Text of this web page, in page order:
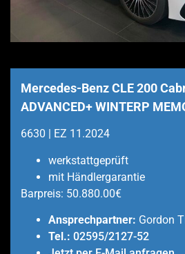
Mercedes-Benz CLE 200
ADVANCED+ WINTERP
6630 | EZ 11.2024
werkstattgeprüft
mit Händlergarantie
Barpreis: 50.880.00€
Ansprechpartner: Gordon
Tel.: 02595/2127-52